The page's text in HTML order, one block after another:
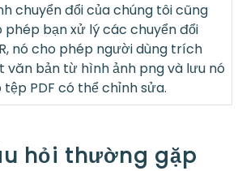
chuyển đổi của chúng tôi cũng
phép bạn xử lý các chuyển đổi
nó cho phép người dùng trích
văn bản từ hình ảnh png và lưu nó
tệp PDF có thể chỉnh sửa.
hỏi thường gặp